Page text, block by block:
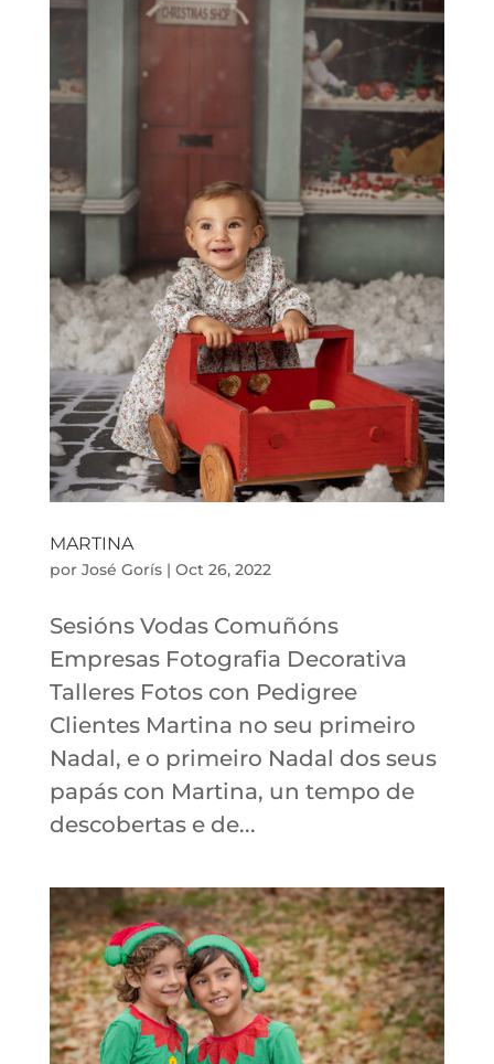
MARTINA
por José Gorís| Oct 26, 2022
Sesións Vodas Comuñóns
Empresas Fotografia Decorativa
Talleres Fotos con Pedigree
Clientes Martina no seu primeiro
Nadal, e o primeiro Nadal dos seus
papás con Martina, un tempo de
descobertas e de...